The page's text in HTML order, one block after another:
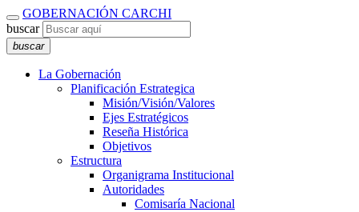
GOBERNACIÓN CARCHI
buscar
buscar
La Gobernación
Planificación Estrategica
Misión/Visión/Valores
Ejes Estratégicos
Reseña Histórica
Objetivos
Estructura
Organigrama Institucional
Autoridades
Comisaría Nacional